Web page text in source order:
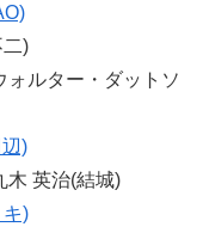
)
ルター・ダットソ
)
英治(結城)
)